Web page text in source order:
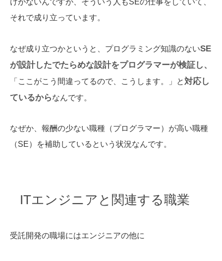
それで成り立っています。
なぜ成り立つかというと、プログラミング知識のないSE
が設計したでたらめな設計をプログラマーが検証し、
「ここがこう間違ってるので、こうします。」と対応し
ているからなんです。
なぜか、報酬の少ない職種（プログラマー）が高い職種
（SE）を補助しているという状況なんです。
ITエンジニアと関連する職業
受託開発の職場にはエンジニアの他に